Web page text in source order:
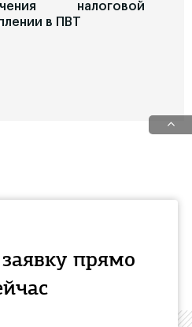
налоговой
в ПВТ
прямо